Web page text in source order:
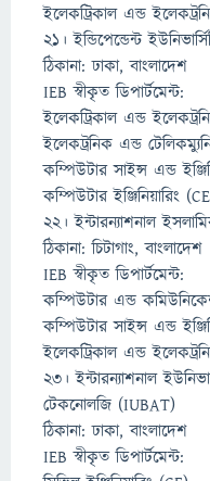
ইলেকট্রিকাল এন্ড
২১। ইন্ডিপেন্ডেন্ট
ঠিকানা: ঢাকা, বাংলাদেশ
IEB স্বীকৃত ডিপার্টমেন্ট:
ইলেকট্রিকাল এন্ড
ইলেকট্রনিক এন্ড
কম্পিউটার সাইন্স এন্ড
কম্পিউটার ইঞ্জিনিয়ারিং
২২। ইন্টারন্যাশনাল
ঠিকানা: চিটাগাং, বাংলাদেশ
IEB স্বীকৃত ডিপার্টমেন্ট:
কম্পিউটার এন্ড
কম্পিউটার সাইন্স এন্ড
ইলেকট্রিকাল এন্ড
২৩। ইন্টারন্যাশনাল
টেকনোলজি (IUBAT)
ঠিকানা: ঢাকা, বাংলাদেশ
IEB স্বীকৃত ডিপার্টমেন্ট: